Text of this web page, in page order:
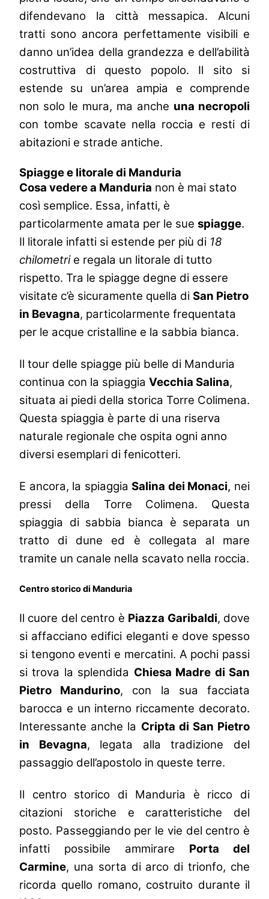
difendevano la città messapica. Alcuni
tratti sono ancora perfettamente visibili e
danno un’idea della grandezza e dell’abilità
costruttiva di questo popolo. Il sito si
estende su un’area ampia e comprende
non solo le mura, ma anche una necropoli
con tombe scavate nella roccia e resti di
abitazioni e strade antiche.
Spiagge e litorale di Manduria
Cosa vedere a Manduria non è mai stato
così semplice. Essa, infatti, è
particolarmente amata per le sue spiagge.
Il litorale infatti si estende per più di 18
chilometrie regala un litorale di tutto
rispetto. Tra le spiagge degne di essere
visitate c’è sicuramente quella di San Pietro
in Bevagna, particolarmente frequentata
per le acque cristalline e la sabbia bianca.
Il tour delle spiagge più belle di Manduria
continua con la spiaggia Vecchia Salina,
situata ai piedi della storica Torre Colimena.
Questa spiaggia è parte di una riserva
naturale regionale che ospita ogni anno
diversi esemplari di fenicotteri.
E ancora, la spiaggiaSalina dei Monaci, nei
pressi della Torre Colimena. Questa
spiaggia di sabbia bianca è separata un
tratto di dune ed è collegata al mare
tramite un canale nella scavato nella roccia.
Centro storico di Manduria
Il cuore del centro è Piazza Garibaldi, dove
si affacciano edifici eleganti e dove spesso
si tengono eventi e mercatini. A pochi passi
si trova la splendida Chiesa Madre di San
Pietro Mandurino, con la sua facciata
barocca e un interno riccamente decorato.
Interessante anche la Cripta di San Pietro
in Bevagna, legata alla tradizione del
passaggio dell’apostolo in queste terre.
Il centro storico di Manduria è ricco di
citazioni storiche e caratteristiche del
posto. Passeggiando per le vie del centro è
infatti possibile ammirare Porta del
Carmine, una sorta di arco di trionfo, che
ricorda quello romano, costruito durante il